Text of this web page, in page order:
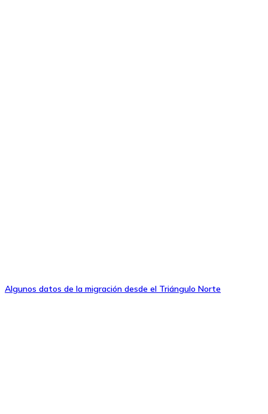
Algunos datos de la migración desde el Triángulo Norte